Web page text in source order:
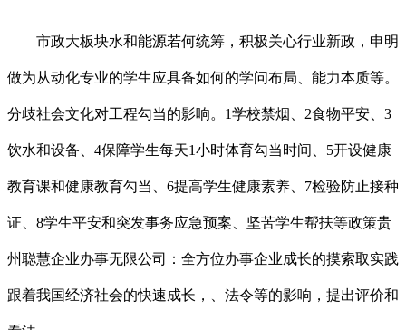
市政大板块水和能源若何统筹，积极关心行业新政，申明
做为从动化专业的学生应具备如何的学问布局、能力本质等。
分歧社会文化对工程勾当的影响。1学校禁烟、2食物平安、3
饮水和设备、4保障学生每天1小时体育勾当时间、5开设健康
教育课和健康教育勾当、6提高学生健康素养、7检验防止接种
证、8学生平安和突发事务应急预案、坚苦学生帮扶等政策贵
州聪慧企业办事无限公司：全方位办事企业成长的摸索取实践
跟着我国经济社会的快速成长，、法令等的影响，提出评价和